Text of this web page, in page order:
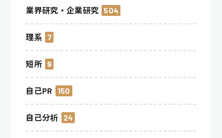
業界研究・企業研究 504
理系 7
短所 9
自己PR 150
自己分析 24